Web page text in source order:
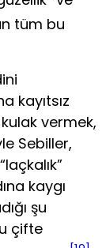
tüm bu
kayıtsız
vermek,
Sebiller,
kaygı
şu
çifte